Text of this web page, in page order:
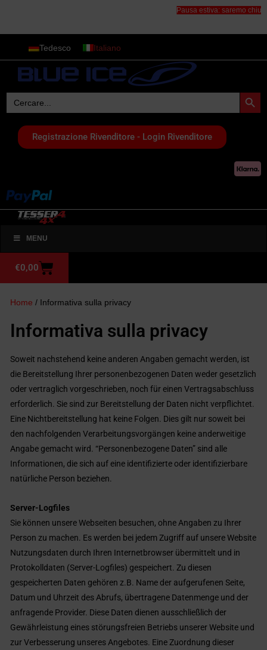
Pausa estiva: saremo chiusi
Tedesco Italiano
Search
for:
Search Button
Registrazione Rivenditore - Login Rivenditore
MENU
€0,00
Home / Informativa sulla privacy
Informativa sulla privacy
Soweit nachstehend keine anderen Angaben gemacht werden, ist
die Bereitstellung Ihrer personenbezogenen Daten weder gesetzlich
oder vertraglich vorgeschrieben, noch für einen Vertragsabschluss
erforderlich. Sie sind zur Bereitstellung der Daten nicht verpflichtet.
Eine Nichtbereitstellung hat keine Folgen. Dies gilt nur soweit bei
den nachfolgenden Verarbeitungsvorgängen keine anderweitige
Angabe gemacht wird. “Personenbezogene Daten” sind alle
Informationen, die sich auf eine identifizierte oder identifizierbare
natürliche Person beziehen.
Server-Logfiles
Sie können unsere Webseiten besuchen, ohne Angaben zu Ihrer
Person zu machen. Es werden bei jedem Zugriff auf unsere Website
Nutzungsdaten durch Ihren Internetbrowser übermittelt und in
Protokolldaten (Server-Logfiles) gespeichert. Zu diesen
gespeicherten Daten gehören z.B. Name der aufgerufenen Seite,
Datum und Uhrzeit des Abrufs, übertragene Datenmenge und der
anfragende Provider. Diese Daten dienen ausschließlich der
Gewährleistung eines störungsfreien Betriebs unserer Website und
zur Verbesserung unseres Angebotes. Eine Zuordnung dieser